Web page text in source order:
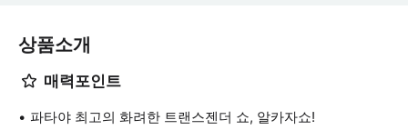
상품소개
매력포인트
파타야 최고의 화려한 트랜스젠더 쇼, 알카자쇼!